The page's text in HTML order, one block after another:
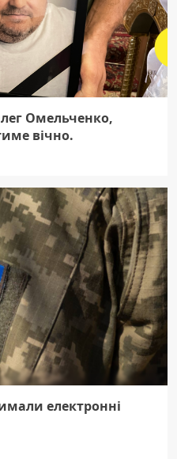
Омельченко,
вічно.
електронні